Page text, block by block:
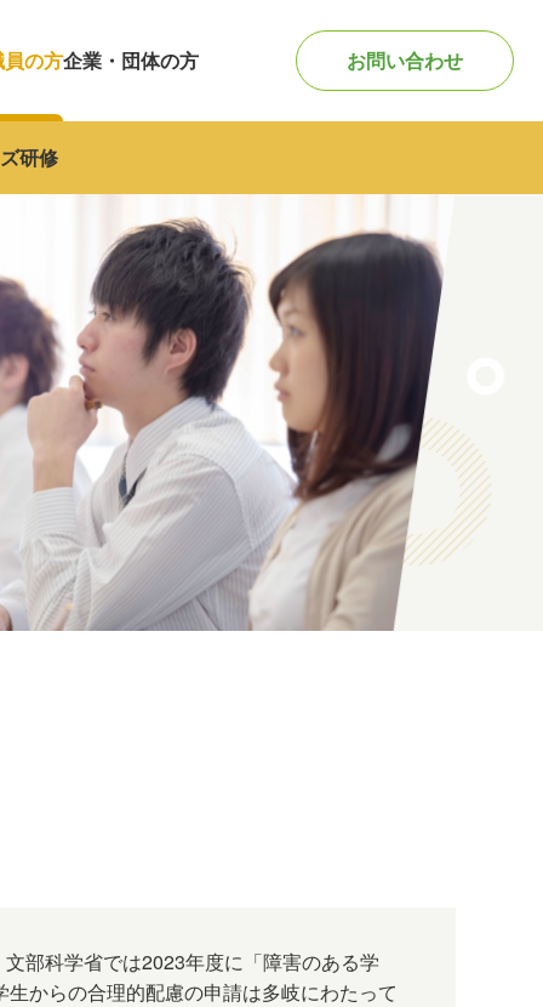
の方企業・団体の方 お問い合わせ
研修
部科学省では2023年度に「障害のある学
からの合理的配慮の申請は多岐にわたって